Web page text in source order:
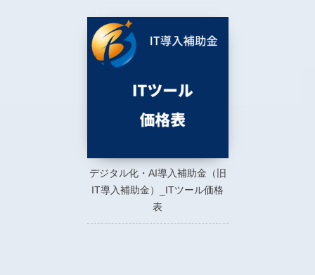
デジタル化・AI導入補助金（旧
IT導入補助金）_ITツール価格
表